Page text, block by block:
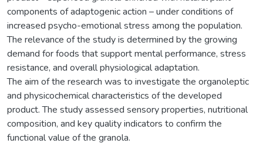
components of adaptogenic action – under conditions of
increased psycho-emotional stress among the population.
The relevance of the study is determined by the growing
demand for foods that support mental performance, stress
resistance, and overall physiological adaptation.
The aim of the research was to investigate the organoleptic
and physicochemical characteristics of the developed
product. The study assessed sensory properties, nutritional
composition, and key quality indicators to confirm the
functional value of the granola.